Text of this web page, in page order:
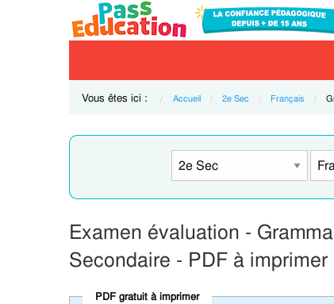
Vous êtes ici : Accueil 2e Sec Français
Examen évaluation -
Secondaire - PDF à imprimer
PDF gratuit à imprimer